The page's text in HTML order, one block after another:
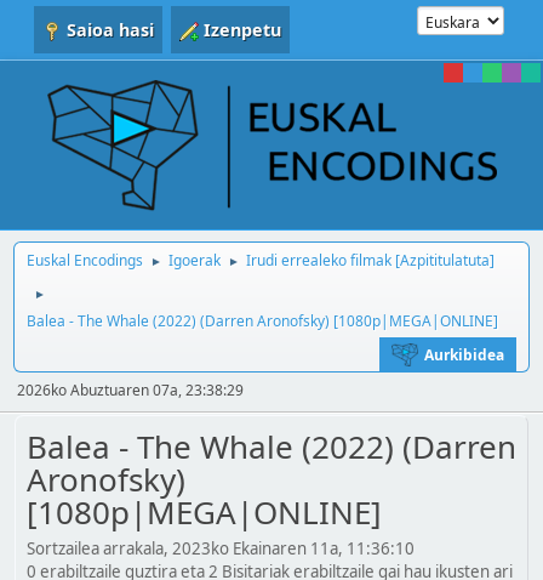
Saioa hasi Izenpetu
Euskal Encodings ► Igoerak ► Irudi errealeko filmak [Azpititulatuta]
►
Balea - The Whale (2022) (Darren Aronofsky) [1080p|MEGA|ONLINE]
Aurkibidea
2026ko Abuztuaren 07a, 23:38:29
Balea - The Whale (2022) (Darren
Aronofsky)
[1080p|MEGA|ONLINE]
Sortzailea arrakala, 2023ko Ekainaren 11a, 11:36:10
0 erabiltzaile guztira eta 2 Bisitariak erabiltzaile gai hau ikusten ari